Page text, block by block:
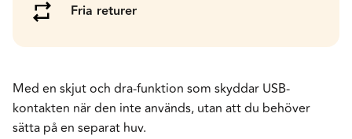
Fria returer
Med en skjut och dra-funktion som skyddar USB-
kontakten när den inte används, utan att du behöver
sätta på en separat huv.